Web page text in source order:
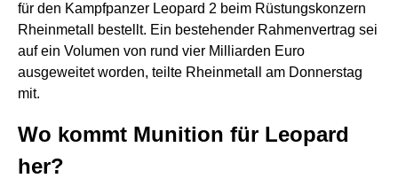
für den Kampfpanzer Leopard 2 beim Rüstungskonzern
Rheinmetall bestellt. Ein bestehender Rahmenvertrag sei
auf ein Volumen von rund vier Milliarden Euro
ausgeweitet worden, teilte Rheinmetall am Donnerstag
mit.
Wo kommt Munition für Leopard
her?